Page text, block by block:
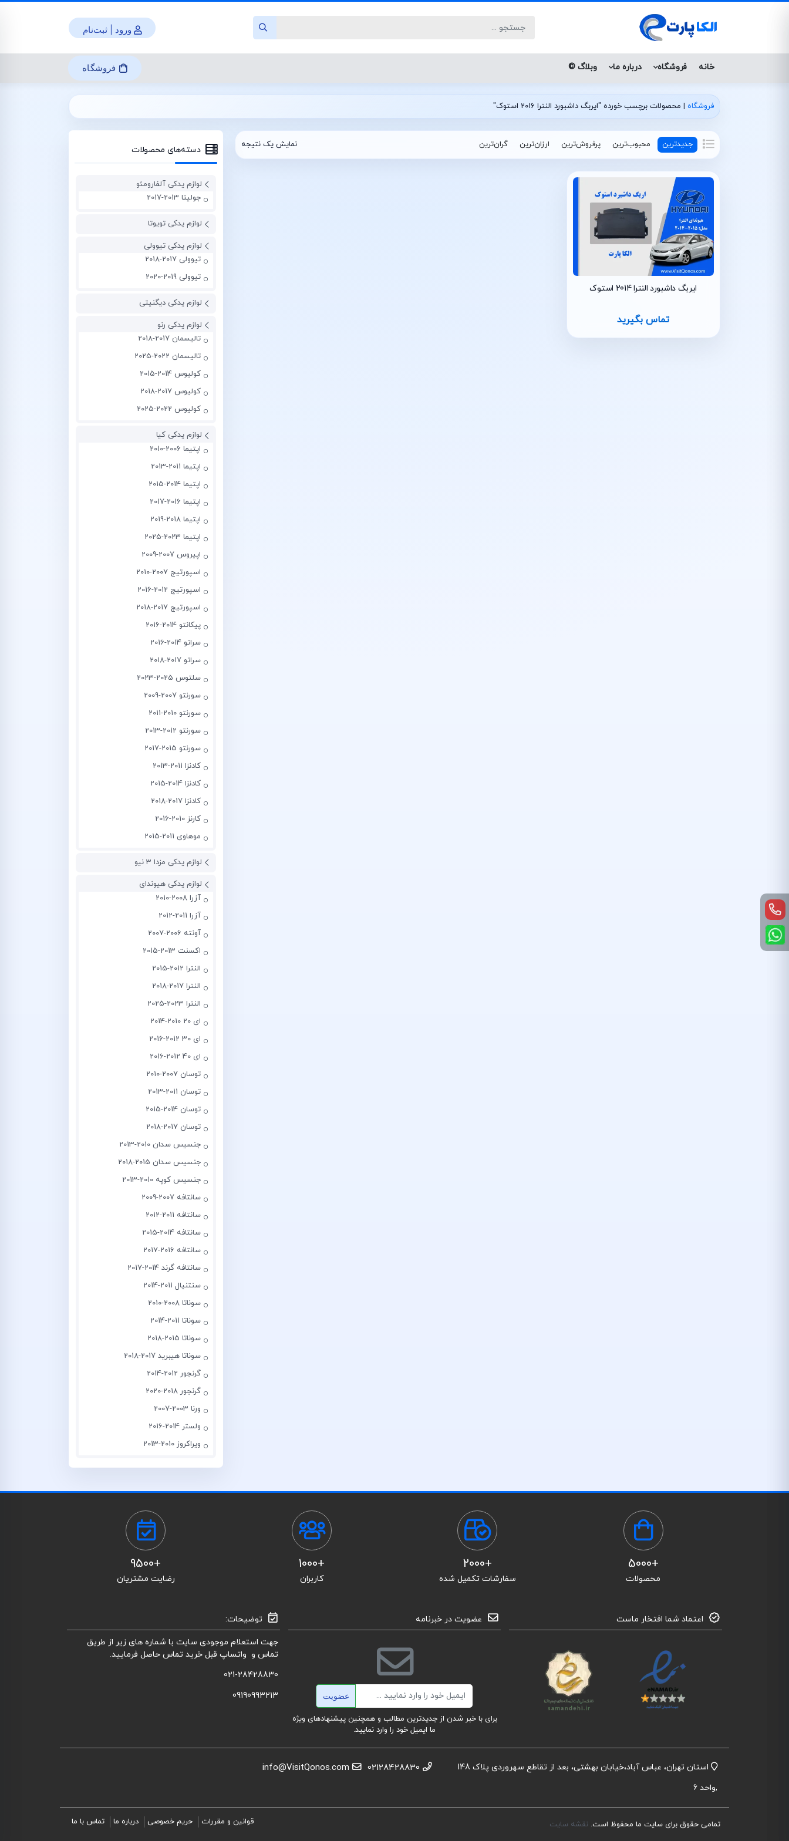
ورود | ثبت‌نام
خانه فروشگاه درباره ما وبلاگ © فروشگاه
فروشگاه | محصولات برچسب خورده "ایربگ داشبورد النترا 2016 استوک"
جدیدترین محبوب‌ترین پرفروش‌ترین ارزان‌ترین گران‌ترین نمایش یک نتیجه
ایربگ داشبورد النترا 2014 استوک
تماس بگیرید
دسته‌های محصولات
لوازم یدکی آلفارومئو
جولیتا 2013-2017
لوازم یدکی تویوتا
لوازم یدکی تیوولی
تیوولی 2017-2018
تیوولی 2019-2020
لوازم یدکی دیگنیتی
لوازم یدکی رنو
تالیسمان 2017-2018
تالیسمان 2022-2025
کولیوس 2014-2015
کولیوس 2017-2018
کولیوس 2022-2025
لوازم یدکی کیا
اپتیما 2006-2010
اپتیما 2011-2013
اپتیما 2014-2015
اپتیما 2016-2017
اپتیما 2018-2019
اپتیما 2023-2025
اپیروس 2007-2009
اسپورتیج 2007-2010
اسپورتیج 2012-2016
اسپورتیج 2017-2018
پیکانتو 2014-2016
سراتو 2014-2016
سراتو 2017-2018
سلتوس 2025-2023
سورنتو 2007-2009
سورنتو 2010-2011
سورنتو 2012-2013
سورنتو 2015-2017
کادنزا 2011-2013
کادنزا 2014-2015
کادنزا 2017-2018
کارنز 2010-2016
موهاوی 2011-2015
لوازم یدکی مزدا 3 نیو
لوازم یدکی هیوندای
آزرا 2008-2010
آزرا 2011-2012
آونته 2006-2007
اکسنت 2013-2015
النترا 2012-2015
النترا 2017-2018
النترا 2023-2025
ای 20 2010-2014
ای 30 2012-2016
ای 40 2012-2016
توسان 2007-2010
توسان 2011-2013
توسان 2014-2015
توسان 2017-2018
جنسیس سدان 2010-2013
جنسیس سدان 2015-2018
جنسیس کوپه 2010-2013
سانتافه 2007-2009
سانتافه 2011-2012
سانتافه 2014-2015
سانتافه 2016-2017
سانتافه گرند 2014-2017
سنتنیال 2011-2014
سوناتا 2008-2010
سوناتا 2011-2014
سوناتا 2015-2018
سوناتا هیبرید 2017-2018
گرنجور 2012-2014
گرنجور 2018-2020
ورنا 2003-2007
ولستر 2014-2016
ویراکروز 2010-2013
+5000
محصولات
+2000
سفارشات تکمیل شده
+1000
کاربران
+9500
رضایت مشتریان
اعتماد شما افتخار ماست عضویت در خبرنامه
ایمیل عضویت
برای با خبر شدن از جدیدترین مطالب و همچنین پیشنهادهای ویژه
ما ایمیل خود را وارد نمایید.
توضیحات:
جهت استعلام موجودی سایت با شماره های زیر از طریق
تماس و واتساپ قبل خرید تماس حاصل فرمایید.
021-28428830
09190993213
استان تهران، عباس آباد،خیابان بهشتی، بعد از تقاطع سهروردی پلاک 148
,واحد 6
02128428830
info@VisitQonos.com
تمامی حقوق برای سایت ما محفوظ است. نقشه سایت قوانین و مقررات حریم خصوصی درباره ما تماس با ما